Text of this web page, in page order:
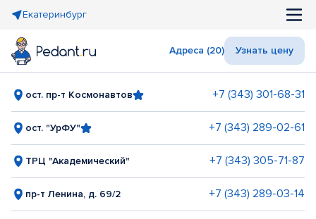
Екатеринбург
Адреса (20) Узнать цену
ост. пр-т Космонавтов +7 (343) 301-68-31
ост. "УрФУ" +7 (343) 289-02-61
ТРЦ "Академический" +7 (343) 305-71-87
пр-т Ленина, д. 69/2 +7 (343) 289-03-14